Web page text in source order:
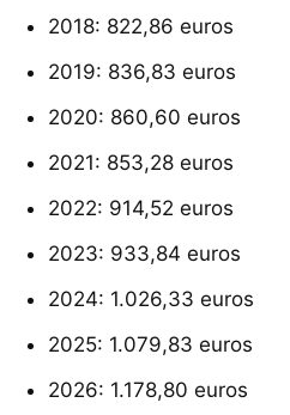
2018: 822,86 euros
2019: 836,83 euros
2020: 860,60 euros
2021: 853,28 euros
2022: 914,52 euros
2023: 933,84 euros
2024: 1.026,33 euros
2025: 1.079,83 euros
2026: 1.178,80 euros